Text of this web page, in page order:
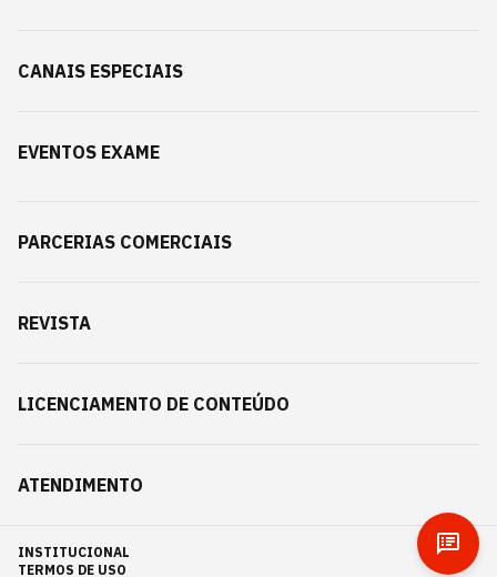
CANAIS ESPECIAIS
EVENTOS EXAME
PARCERIAS COMERCIAIS
REVISTA
LICENCIAMENTO DE CONTEÚDO
ATENDIMENTO
INSTITUCIONAL
TERMOS DE USO